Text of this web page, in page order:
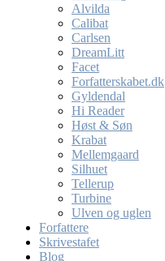
Alvilda
Calibat
Carlsen
DreamLitt
Facet
Forfatterskabet.dk
Gyldendal
Hi Reader
Høst & Søn
Krabat
Mellemgaard
Silhuet
Tellerup
Turbine
Ulven og uglen
Forfattere
Skrivestafet
Blog